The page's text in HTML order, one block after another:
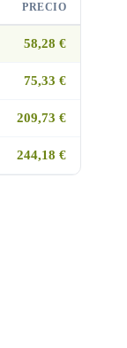
PRECIO
58,28 €
75,33 €
209,73 €
244,18 €